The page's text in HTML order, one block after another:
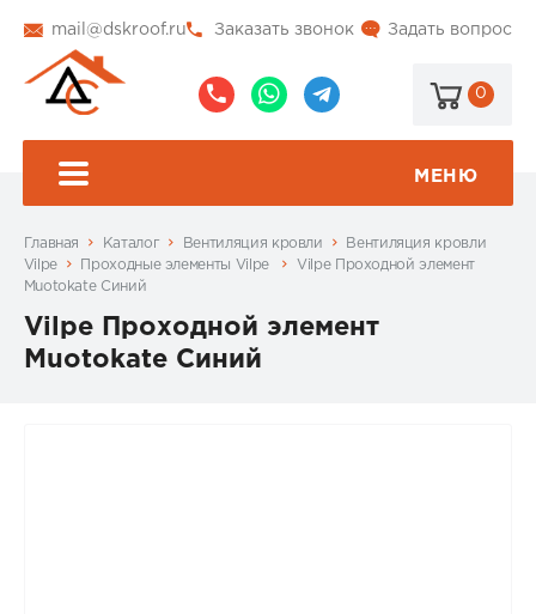
mail@dskroof.ru Задать вопрос
Заказать звонок
0
МЕНЮ
Главная Каталог Вентиляция кровли
Вентиляция кровли
Vilpe
Проходные элементы Vilpe
Vilpe Проходной элемент
Muotokate Синий
Vilpe Проходной элемент
Muotokate Синий